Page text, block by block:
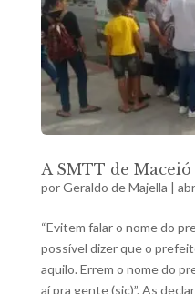
A SMTT de Maceió
porGeraldo de Majella |
“Evitem falar o nome do
possível dizer que o
aquilo. Errem o nome do
aí pra gente (sic)”. As